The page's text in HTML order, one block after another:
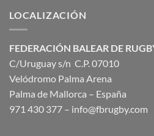
LOCALIZACIÓN
FEDERACIÓN BALEAR DE
C/Uruguay s/n C.P. 07010
Velódromo Palma Arena
Palma de Mallorca – España
971 430 377 – info@fbrugby.com